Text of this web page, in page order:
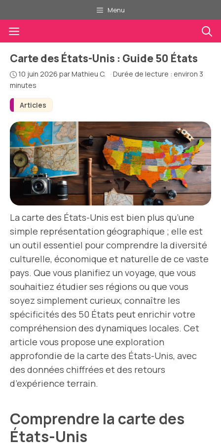
au
contenu
Menu
Menu
Articles
Carte des États-Unis : Guide 50 États
10 juin 2026 parMathieu C. · Durée de lecture : environ 3
minutes
La carte des États-Unis est bien plus qu’une
simple représentation géographique ; elle est
un outil essentiel pour comprendre la diversité
culturelle, économique et naturelle de ce vaste
pays. Que vous planifiez un voyage, que vous
souhaitiez étudier ses régions ou que vous
soyez simplement curieux, connaître les
spécificités des 50 États peut enrichir votre
compréhension des dynamiques locales. Cet
article vous propose une exploration
approfondie de la carte des États-Unis, avec
des données chiffrées et des retours
d’expérience terrain.
Comprendre la carte des
États-Unis